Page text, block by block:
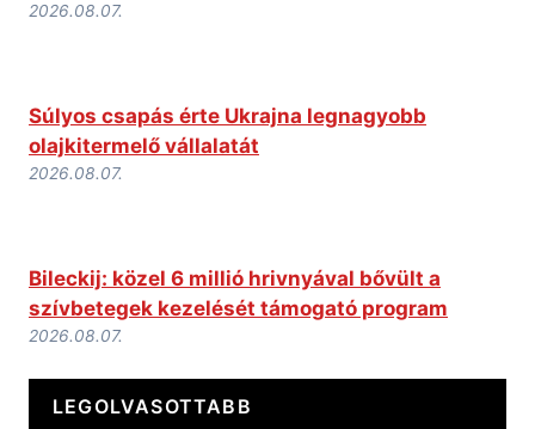
2026.08.07.
Súlyos csapás érte Ukrajna legnagyobb
olajkitermelő vállalatát
2026.08.07.
Bileckij: közel 6 millió hrivnyával bővült a
szívbetegek kezelését támogató program
2026.08.07.
LEGOLVASOTTABB